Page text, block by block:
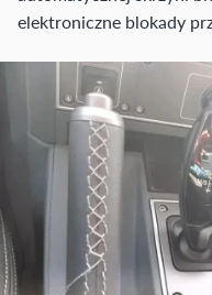
elektroniczne blokady